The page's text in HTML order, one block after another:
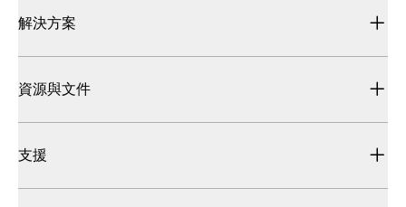
解決方案
資源與文件
支援